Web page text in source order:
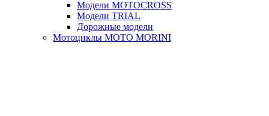
Модели MOTOCROSS
Модели TRIAL
Дорожные модели
Мотоциклы MOTO MORINI